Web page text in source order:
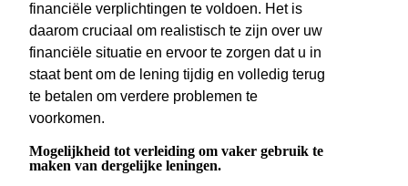
financiële verplichtingen te voldoen. Het is
daarom cruciaal om realistisch te zijn over uw
financiële situatie en ervoor te zorgen dat u in
staat bent om de lening tijdig en volledig terug
te betalen om verdere problemen te
voorkomen.
Mogelijkheid tot verleiding om vaker gebruik te
maken van dergelijke leningen.